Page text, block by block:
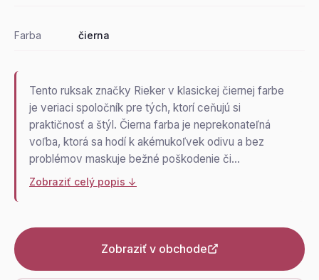
Farba čierna
Tento ruksak značky Rieker v klasickej čiernej farbe
je veriaci spoločník pre tých, ktorí ceňujú si
praktičnosť a štýl. Čierna farba je neprekonateľná
voľba, ktorá sa hodí k akémukoľvek odivu a bez
problémov maskuje bežné poškodenie či…
Zobraziť celý popis ↓
Zobraziť v obchode